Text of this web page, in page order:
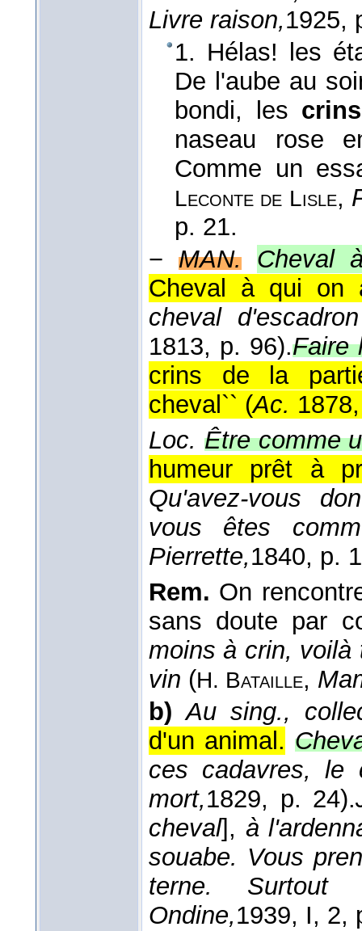
Livre raison,1925,
1. Hélas! les
De l'aube au
bondi, les crins
naseau rose
Comme un
Leconte de Lisle,
p. 21.
− MAN. Cheval
Cheval à qui on
cheval
1813, p. 96).Faire
crins de la
cheval`` (Ac.
Loc. Être comme
humeur prêt à
Qu'avez-vous
vous êtes
Pierrette,1840, p.
Rem. On
sans doute par
moins à crin, voilà
vin (H. Bataille,
b) Au sing.,
d'un animal.
ces cadavres, le
mort,1829, p. 24).
cheval], à
souabe. Vous
terne.
Ondine,1939, I, 2,